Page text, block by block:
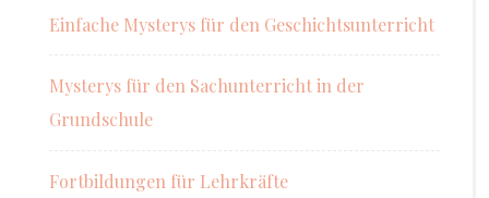
Einfache Mysterys für den Geschichtsunterricht
Mysterys für den Sachunterricht in der
Grundschule
Fortbildungen für Lehrkräfte